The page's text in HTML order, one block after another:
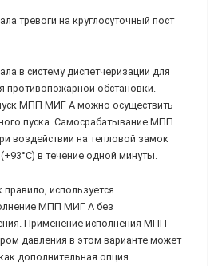
тревоги на круглосуточный пост
в систему диспетчеризации для
противопожарной обстановки.
МПП МИГ А можно осуществить
пуска. Самосрабатывание МПП
воздействии на тепловой замок
в течение одной минуты.
используется
МПП МИГ А без
Применение исполнения МПП
давления в этом варианте может
дополнительная опция